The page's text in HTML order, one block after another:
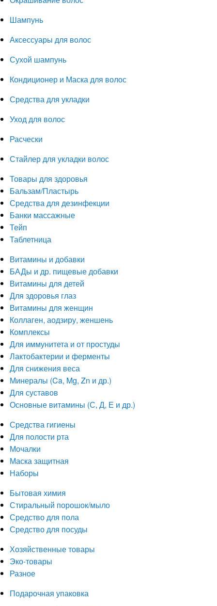
Шампунь
Аксессуары для волос
Сухой шампунь
Кондиционер и Маска для волос
Средства для укладки
Уход для волос
Расчески
Стайлер для укладки волос
Товары для здоровья
Бальзам/Пластырь
Средства для дезинфекции
Банки массажные
Тейп
Таблетница
Витамины и добавки
БАДы и др. пищевые добавки
Витамины для детей
Для здоровья глаз
Витамины для женщин
Коллаген, аодзиру, женшень
Комплексы
Для иммунитета и от простуды
Лактобактерии и ферменты
Для снижения веса
Минералы (Ca, Mg, Zn и др.)
Для суставов
Основные витамины (С, Д, Е и др.)
Средства гигиены
Для полости рта
Мочалки
Маска защитная
Наборы
Бытовая химия
Стиральный порошок/мыло
Средство для пола
Средство для посуды
Хозяйственные товары
Эко-товары
Разное
Подарочная упаковка